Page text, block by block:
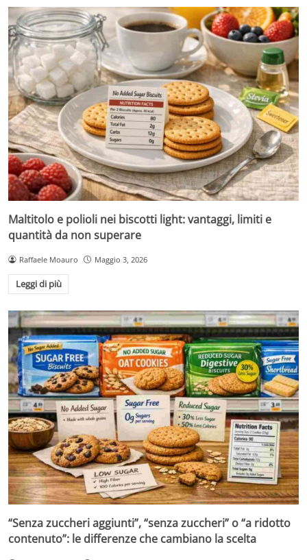
Maltitolo e polioli nei biscotti light: vantaggi, limiti e
quantità da non superare
Raffaele Moauro Maggio 3, 2026
Leggi di più
“Senza zuccheri aggiunti”, “senza zuccheri” o “a ridotto
contenuto”: le differenze che cambiano la scelta